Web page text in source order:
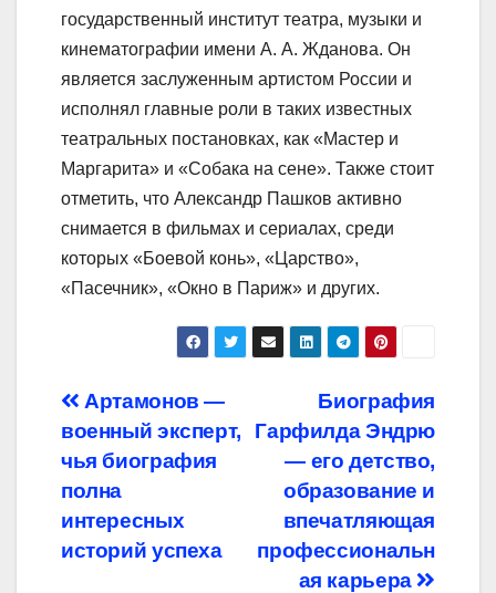
государственный институт театра, музыки и
кинематографии имени А. А. Жданова. Он
является заслуженным артистом России и
исполнял главные роли в таких известных
театральных постановках, как «Мастер и
Маргарита» и «Собака на сене». Также стоит
отметить, что Александр Пашков активно
снимается в фильмах и сериалах, среди
которых «Боевой конь», «Царство»,
«Пасечник», «Окно в Париж» и других.
Навигация
по
записям
Биография
Гарфилда Эндрю
— его детство,
образование и
впечатляющая
профессиональн
ая карьера
Артамонов —
военный эксперт,
чья биография
полна
интересных
историй успеха